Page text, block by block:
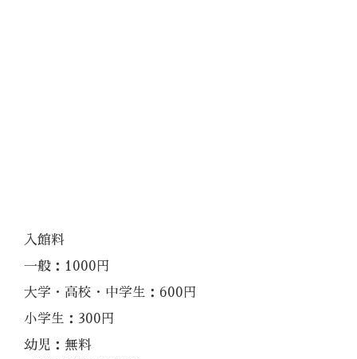
入館料
一般：1000円
大学・高校・中学生：600円
小学生：300円
幼児：無料